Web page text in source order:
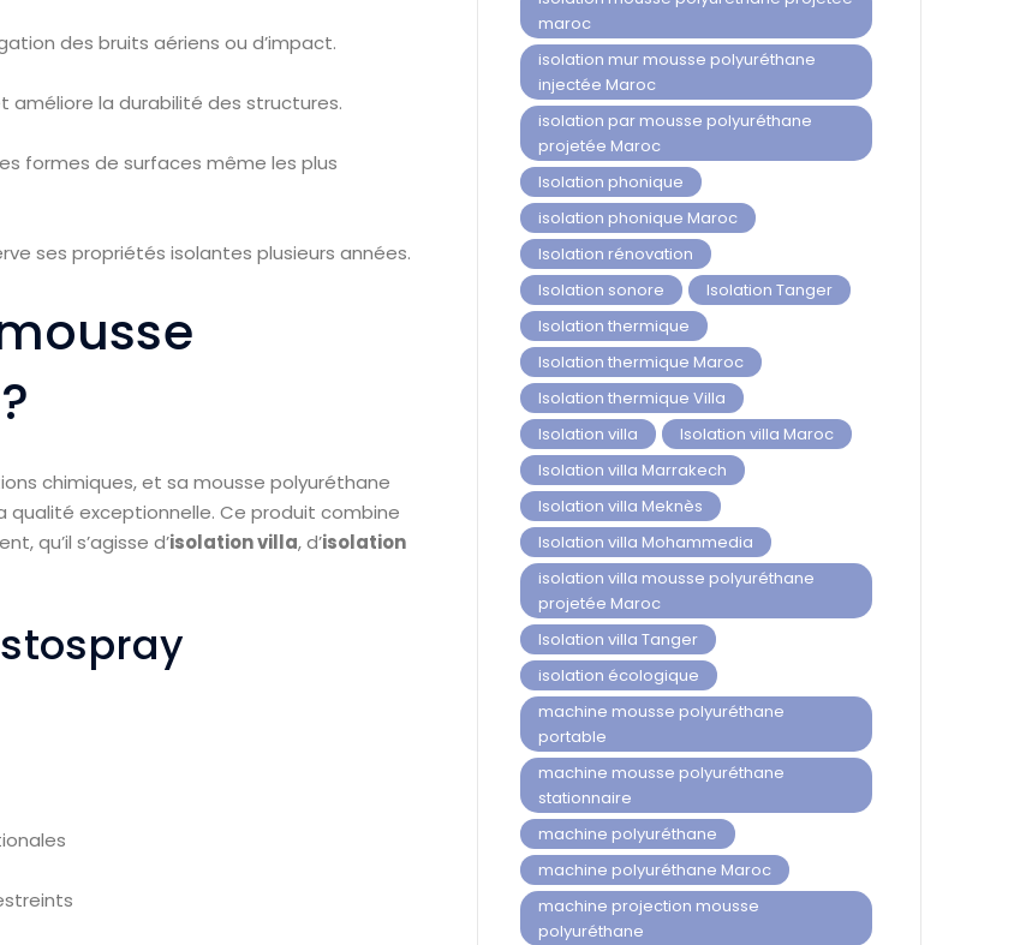
des bruits aériens ou d’impact.
améliore la durabilité des structures.
formes de surfaces même les plus
ses propriétés isolantes plusieurs années.
chimiques, et sa mousse polyuréthane
qualité exceptionnelle. Ce produit combine
qu’il s’agisse d’isolation villa, d’isolation
maroc
isolation mur mousse polyuréthane
injectée Maroc
isolation par mousse polyuréthane
projetée Maroc
Isolation phonique
isolation phonique Maroc
Isolation rénovation
Isolation sonore
Isolation Tanger
Isolation thermique
Isolation thermique Maroc
Isolation thermique Villa
Isolation villa
Isolation villa Maroc
Isolation villa Marrakech
Isolation villa Meknès
Isolation villa Mohammedia
isolation villa mousse polyuréthane
projetée Maroc
Isolation villa Tanger
isolation écologique
machine mousse polyuréthane
portable
machine mousse polyuréthane
stationnaire
machine polyuréthane
machine polyuréthane Maroc
machine projection mousse
polyuréthane